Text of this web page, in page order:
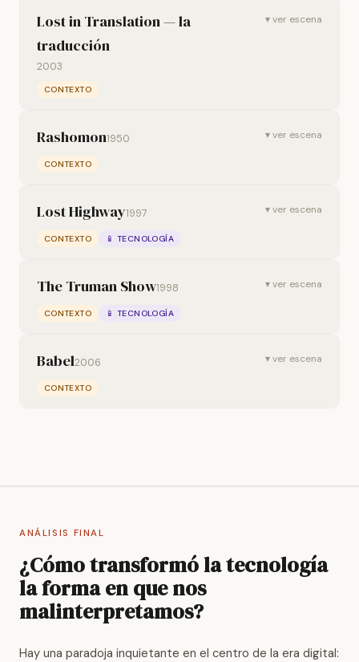
Lost in Translation — la
traducción
2003
CONTEXTO
▾ ver escena
Rashomon1950
CONTEXTO
▾ ver escena
Lost Highway1997
CONTEXTO 📱 TECNOLOGÍA
▾ ver escena
The Truman Show1998
CONTEXTO 📱 TECNOLOGÍA
▾ ver escena
Babel2006
CONTEXTO
▾ ver escena
ANÁLISIS FINAL
¿Cómo transformó la tecnología
la forma en que nos
malinterpretamos?
Hay una paradoja inquietante en el centro de la era digital: